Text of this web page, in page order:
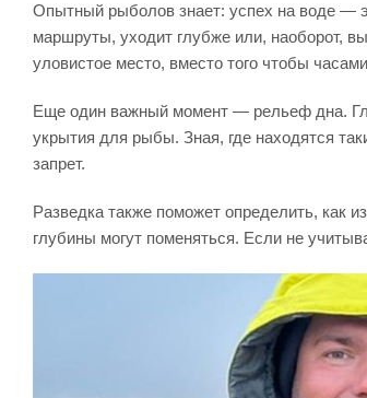
Опытный рыболов знает: успех на воде —
маршруты, уходит глубже или, наоборот,
уловистое место, вместо того чтобы
Еще один важный момент — рельеф дна.
укрытия для рыбы. Зная, где находятся
запрет.
Разведка также поможет определить, как
глубины могут поменяться. Если не